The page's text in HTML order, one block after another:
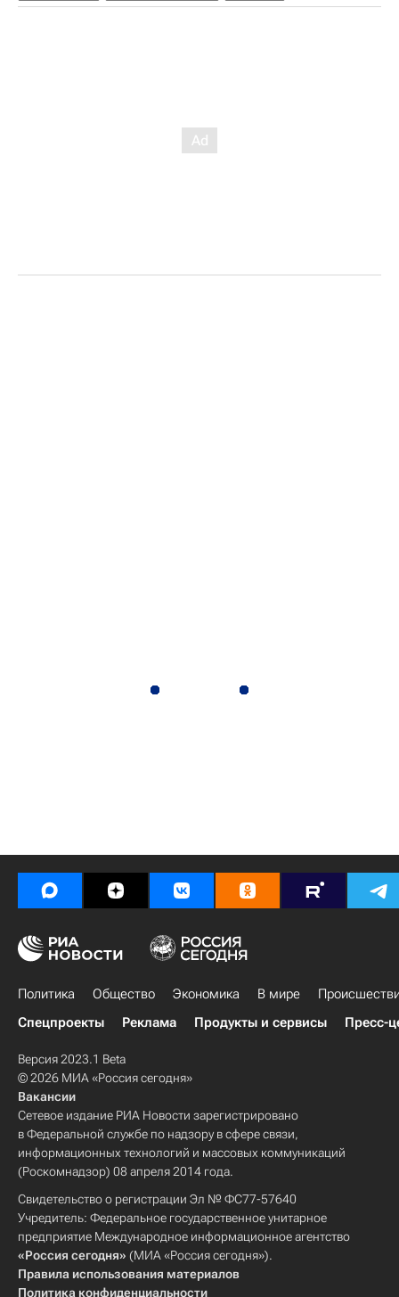
Политика Общество Экономика В мире
Спецпроекты
Реклама Продукты и сервисы Пресс-
Версия 2023.1 Beta
© 2026 МИА «Россия сегодня»
Вакансии
Сетевое издание РИА Новости зарегистрировано
в Федеральной службе по надзору в сфере связи,
информационных технологий и массовых коммуникаций
(Роскомнадзор) 08 апреля 2014 года.
Свидетельство о регистрации Эл № ФС77-57640
Учредитель: Федеральное государственное унитарное
предприятие Международное информационное агентство
«Россия сегодня» (МИА «Россия сегодня»).
Правила использования материалов
Политика конфиденциальности